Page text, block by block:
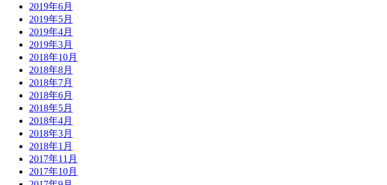
2019年6月
2019年5月
2019年4月
2019年3月
2018年10月
2018年8月
2018年7月
2018年6月
2018年5月
2018年4月
2018年3月
2018年1月
2017年11月
2017年10月